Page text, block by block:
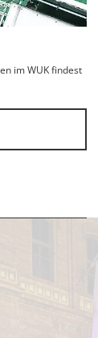
im WUK findest